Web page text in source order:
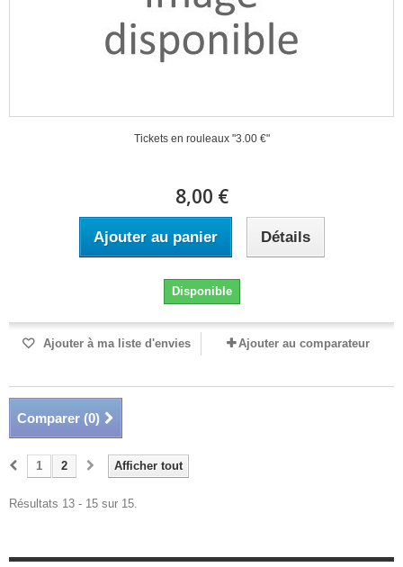
Tickets en rouleaux "3.00 €"
8,00 €
Ajouter au panier Détails
Disponible
Ajouter à ma liste d'envies Ajouter au comparateur
Comparer (0)
Afficher tout
1 2
Résultats 13 - 15 sur 15.